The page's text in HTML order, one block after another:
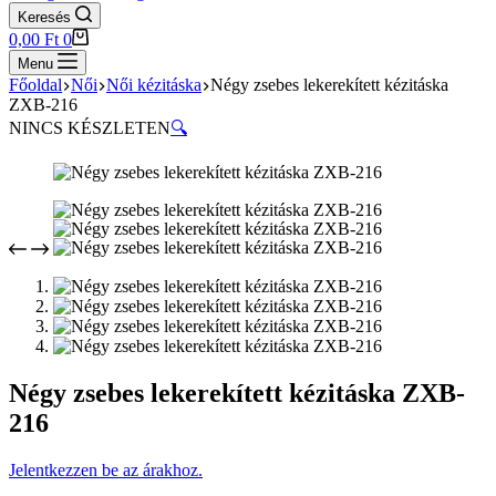
Keresés
Shopping
cart
0,00 Ft 0
Menu
Főoldal Női Női kézitáska Négy zsebes lekerekített kézitáska
ZXB-216
NINCS KÉSZLETEN🔍
Négy zsebes lekerekített kézitáska ZXB-
216
Jelentkezzen be az árakhoz.